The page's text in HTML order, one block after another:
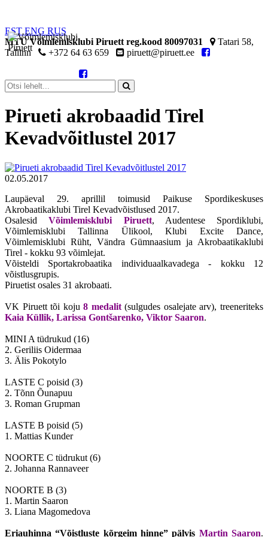
EST ENG RUS
MTÜ Võimlemisklubi Piruett reg.kood 80097031
Tatari 58,
Tallinn
+372 64 63 659 piruett@piruett.ee
Pirueti akrobaadid Tirel
Kevadvõitlustel 2017
02.05.2017
Laupäeval 29. aprillil toimusid Paikuse Spordikeskuses
Akrobaatikaklubi Tirel Kevadvõistlused 2017.
OsalesidVõimlemisklubi Piruett, Audentese Spordiklubi,
Võimlemisklubi Tallinna Ülikool, Klubi Excite Dance,
Võimlemisklubi Rüht, Vändra Gümnaasium ja Akrobaatikaklubi
Tirel - kokku 93 võimlejat.
Võisteldi Sportakrobaatika individuaalkavadega - kokku 12
võistlusgrupis.
Piruetist osales 31 akrobaati.
VK Piruett tõi koju8 medalit(sulgudes osalejate arv), treeneriteks
Kaia Küllik, Larissa Gontšarenko, Viktor Saaron.
MINI A tüdrukud (16)
2. Geriliis Oidermaa
3. Älis Pokotylo
LASTE C poisid (3)
2. Tõnn Õunapuu
3. Roman Grupman
LASTE B poisid (5)
1. Mattias Kunder
NOORTE C tüdrukut (6)
2. Johanna Rannaveer
NOORTE B (3)
1. Martin Saaron
3. Liana Magomedova
Eriauhinna “Võistluste kõrgeim hinne” pälvis Martin Saaron.